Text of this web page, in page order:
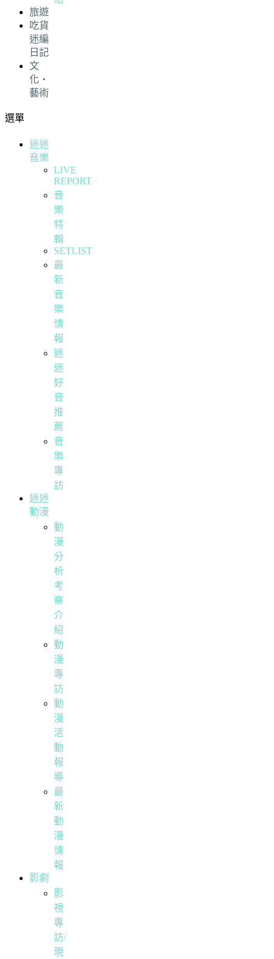
旅遊
吃貨
迷編
日記
文
化・
藝術
選單
迷迷
音樂
LIVE
REPORT
音
樂
特
輯
SETLIST
最
新
音
樂
情
報
迷
迷
好
音
推
薦
音
樂
專
訪
迷迷
動漫
動
漫
分
析
考
察
介
紹
動
漫
專
訪
動
漫
活
動
報
導
最
新
動
漫
情
報
影劇
影
視
專
訪/
現